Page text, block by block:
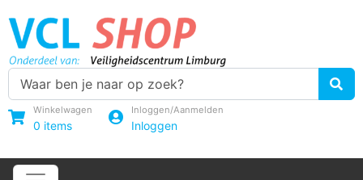
Winkelwagen
0 items
Inloggen/Aanmelden
Inloggen